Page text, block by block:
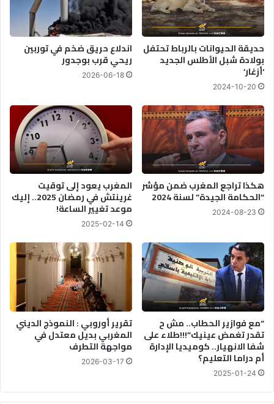
حديقة الحيوانات بالرباط تحتفل
بولادة شبل الأطلس الجديد
‘أزغار’
2024-10-20
اندلاع حريق ضخم في توربين
ريحي قرب بوجدور
2026-06-18
هكذا تراجع المغرب ضمن مؤشر
“الحكامة الجيدة” لسنة 2024
2024-08-23
المغرب يعود إلى توقيت
غرينتش في رمضان 2025.. إليك
موعد تغيير الساعة!
2025-02-14
“مع فوازير الحطاب.. مش ح
تقدر تغمض عينيك”!!!طلاء على
شفا الانهيار.. كوميديا الإدارة
أم دراما التعليم؟
2025-01-24
تقرير أوروبي : النموذج الديني
المغربي بديل معتدل في
مواجهة التطرف
2026-03-17